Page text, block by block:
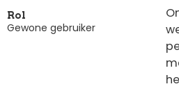
Rol
Gewone gebruiker